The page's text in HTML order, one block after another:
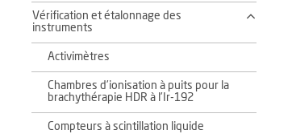
Vérification et étalonnage des
instruments
Activimètres
Chambres d’ionisation à puits pour la
brachythérapie HDR à l’Ir-192
Compteurs à scintillation liquide